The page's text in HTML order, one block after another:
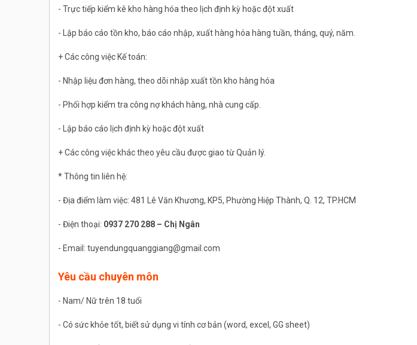
- Trực tiếp kiểm kê kho hàng hóa theo lịch định kỳ hoặc đột xuất
- Lập báo cáo tồn kho, báo cáo nhập, xuất hàng hóa hàng tuần, tháng, quý, năm.
+ Các công việc Kế toán:
- Nhập liệu đơn hàng, theo dõi nhập xuất tồn kho hàng hóa
- Phối hợp kiểm tra công nợ khách hàng, nhà cung cấp.
- Lập báo cáo lịch định kỳ hoặc đột xuất
+ Các công việc khác theo yêu cầu được giao từ Quản lý.
* Thông tin liên hệ:
- Địa điểm làm việc: 481 Lê Văn Khương, KP5, Phường Hiệp Thành, Q. 12, TP.HCM
- Điện thoại: 0937 270 288 – Chị Ngân
- Email: tuyendungquanggiang@gmail.com
Yêu cầu chuyên môn
- Nam/ Nữ trên 18 tuổi
- Có sức khỏe tốt, biết sử dụng vi tính cơ bản (word, excel, GG sheet)